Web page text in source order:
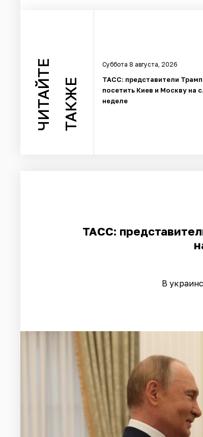
ЧИТАЙТЕ ТАКЖЕ
Суббота 8 августа, 2026
ТАСС: представители
посетить Киев и Москву на
неделе
ТАСС:
В